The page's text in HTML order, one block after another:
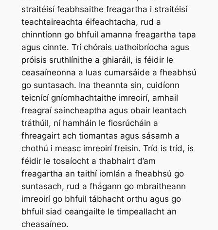
straitéisí feabhsaithe freagartha i straitéisí
teachtaireachta éifeachtacha, rud a
chinntíonn go bhfuil amanna freagartha tapa
agus cinnte. Trí chórais uathoibríocha agus
próisis sruthlínithe a ghiaráil, is féidir le
ceasaíneonna a luas cumarsáide a fheabhsú
go suntasach. Ina theannta sin, cuidíonn
teicnící gníomhachtaithe imreoirí, amhail
freagraí saincheaptha agus obair leantach
tráthúil, ní hamháin le fiosrúcháin a
fhreagairt ach tiomantas agus sásamh a
chothú i measc imreoirí freisin. Tríd is tríd, is
féidir le tosaíocht a thabhairt d’am
freagartha an taithí iomlán a fheabhsú go
suntasach, rud a fhágann go mbraitheann
imreoirí go bhfuil tábhacht orthu agus go
bhfuil siad ceangailte le timpeallacht an
cheasaíneo.